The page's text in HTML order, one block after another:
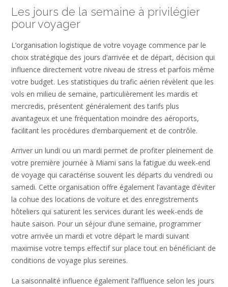
Les jours de la semaine à privilégier
pour voyager
L’organisation logistique de votre voyage commence par le
choix stratégique des jours d’arrivée et de départ, décision qui
influence directement votre niveau de stress et parfois même
votre budget. Les statistiques du trafic aérien révèlent que les
vols en milieu de semaine, particulièrement les mardis et
mercredis, présentent généralement des tarifs plus
avantageux et une fréquentation moindre des aéroports,
facilitant les procédures d’embarquement et de contrôle.
Arriver un lundi ou un mardi permet de profiter pleinement de
votre première journée à Miami sans la fatigue du week-end
de voyage qui caractérise souvent les départs du vendredi ou
samedi. Cette organisation offre également l’avantage d’éviter
la cohue des locations de voiture et des enregistrements
hôteliers qui saturent les services durant les week-ends de
haute saison. Pour un séjour d’une semaine, programmer
votre arrivée un mardi et votre départ le mardi suivant
maximise votre temps effectif sur place tout en bénéficiant de
conditions de voyage plus sereines.
La saisonnalité influence également l’affluence selon les jours